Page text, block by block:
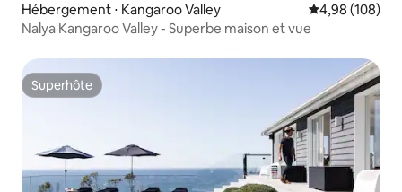
Hébergement ⋅ Kangaroo Valley Évaluation
4,98 (108)
Nalya Kangaroo Valley - Superbe maison et vue
Superhôte
Superhôte